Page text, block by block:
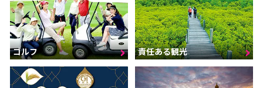
ゴルフ 責任ある観光